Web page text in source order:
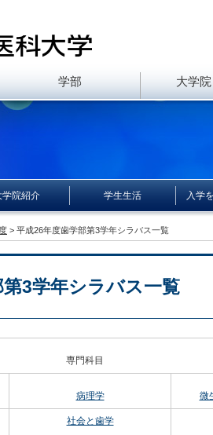
学部 大学
学院紹介 学生生活 入学
> 平成26年度歯学部第3学年シラバス一覧
3学年シラバス一覧
専門科目
病理学 微
社会と歯学